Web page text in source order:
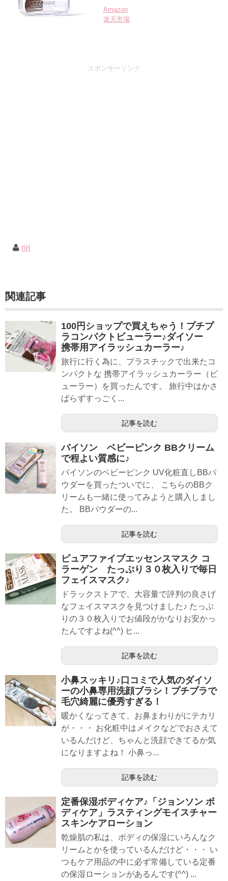
Amazon
楽天市場
スポンサーリンク
riri
関連記事
100円ショップで買えちゃう！プチプ
ラコンパクトビューラー♪ダイソー
携帯用アイラッシュカーラー♪
旅行に行く為に、プラスチックで出来たコ
ンパクトな 携帯アイラッシュカーラー（ビ
ューラー）を買ったんです。 旅行中はかさ
ばらずすっごく...
記事を読む
バイソン ベビーピンク BBクリーム
で程よい質感に♪
バイソンのベビーピンク UV化粧直しBBパ
ウダーを買ったついでに、 こちらのBBク
リームも一緒に使ってみようと購入しまし
た。 BBパウダーの...
記事を読む
ピュアファイブエッセンスマスク コ
ラーゲン たっぷり３０枚入りで毎日
フェイスマスク♪
ドラックストアで、大容量で評判の良さげ
なフェイスマスクを見つけました♪ たっぷ
りの３０枚入りでお値段がかなりお安かっ
たんですよね(^^) ヒ...
記事を読む
小鼻スッキリ♪口コミで人気のダイソ
ーの小鼻専用洗顔ブラシ！プチプラで
毛穴綺麗に優秀すぎる！
暖かくなってきて、お鼻まわりがにテカリ
が・・・ お化粧中はメイクなどでおさえて
いるんだけど、ちゃんと洗顔できてるか気
になりますよね！ 小鼻っ...
記事を読む
定番保湿ボディケア♪「ジョンソン ボ
ディケア」ラスティングモイスチャー
スキンケアローション
乾燥肌の私は、ボディの保湿にいろんなク
リームとかを使っているんだけど・・・ い
つもケア用品の中に必ず常備している定番
の保湿ローションがあるんです(^^) ...